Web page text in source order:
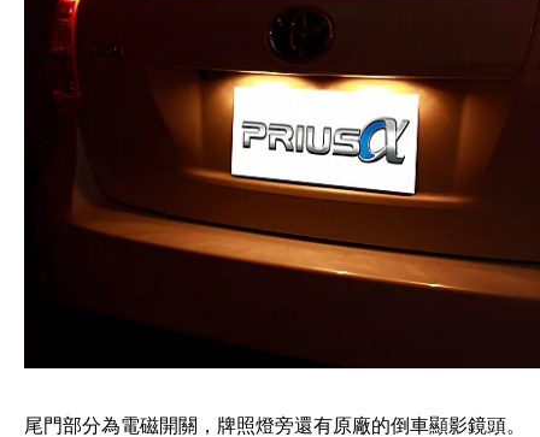
尾門部分為電磁開關，牌照燈旁還有原廠的倒車顯影鏡頭。